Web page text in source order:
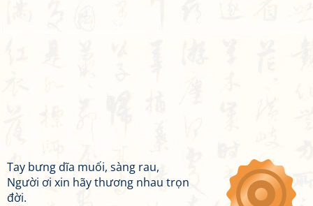
Tay bưng dĩa muối, sàng rau,
Người ơi xin hãy thương nhau trọn
đời.